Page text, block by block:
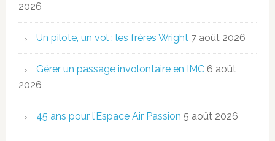
2026
Un pilote, un vol : les frères Wright 7 août 2026
Gérer un passage involontaire en IMC 6 août
2026
45 ans pour l’Espace Air Passion 5 août 2026